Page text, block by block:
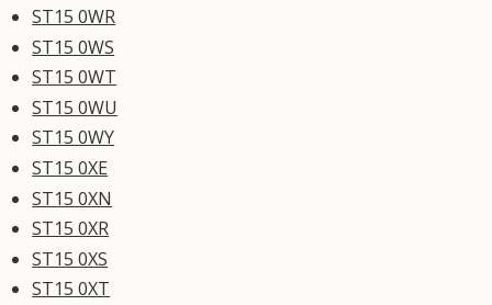
ST15 0WR
ST15 0WS
ST15 0WT
ST15 0WU
ST15 0WY
ST15 0XE
ST15 0XN
ST15 0XR
ST15 0XS
ST15 0XT